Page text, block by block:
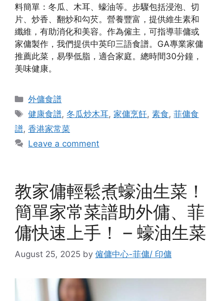
料簡單：冬瓜、木耳、蠔油等。步驟包括浸泡、切
片、炒香、翻炒和勾芡。營養豐富，提供維生素和
纖維，有助消化和美容。作為僱主，可指導菲傭或
家傭製作，我們提供中英印三語食譜。GA專業家傭
推薦此菜，易學低脂，適合家庭。總時間30分鐘，
美味健康。
Categories
外傭食譜
Tags
健康食譜,冬瓜炒木耳, 家傭烹飪,素食,菲傭食
譜, 香港家常菜
Leave a comment
教家傭輕鬆煮蠔油生菜！
簡單家常菜譜助外傭、菲
傭快速上手！ – 蠔油生菜
August 25, 2025 by 僱傭中心-菲傭/ 印傭